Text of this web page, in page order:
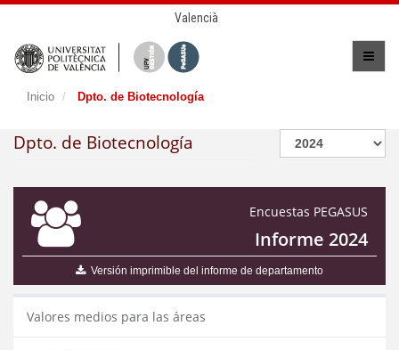
Valencià
Inicio Dpto. de Biotecnología
Dpto. de Biotecnología
Encuestas PEGASUS
Informe 2024
Versión imprimible del informe de departamento
Valores medios para las áreas